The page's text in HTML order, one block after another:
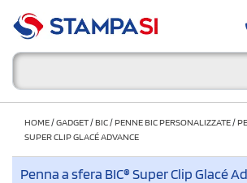
HOME/GADGET/BIC/PENNE BIC PERSONALIZZATE/
SUPER CLIP GLACÉ ADVANCE
Penna a sfera BIC® Super Clip Glacé